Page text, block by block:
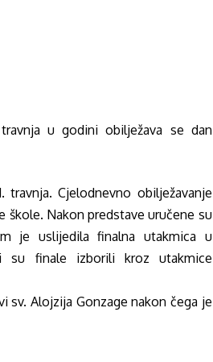
u godini obilježava se dan
Cjelodnevno obilježavanje
škole. Nakon predstave uručene su
je uslijedila finalna utakmica u
su finale izborili kroz utakmice
sv. Alojzija Gonzage nakon čega je